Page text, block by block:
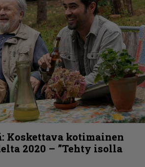
Koskettava kotimainen
2020 – ”Tehty isolla